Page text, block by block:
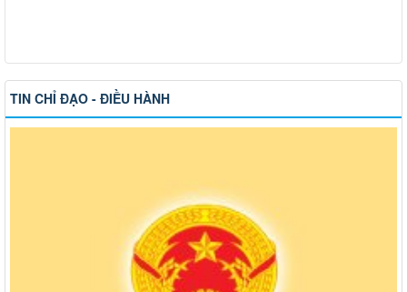
TIN CHỈ ĐẠO - ĐIỀU HÀNH